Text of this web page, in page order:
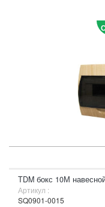
TDM бокс 10М
Артикул :
SQ0901-0015